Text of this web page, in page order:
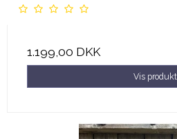
1.199,00 DKK
Vis produkt